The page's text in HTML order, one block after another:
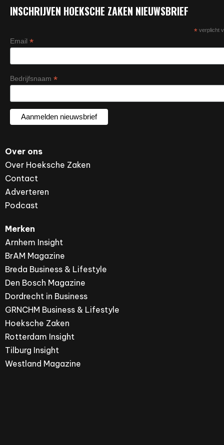
INSCHRIJVEN HOEKSCHE ZAKEN NIEUWSBRIEF
*verplicht
Email *
Bedrijfsnaam *
Over ons
Over Hoeksche Zaken
Contact
Adverteren
Podcast
Merken
Arnhem Insight
BrAM Magazine
Breda Business & Lifestyle
Den Bosch Magazine
Dordrecht in Business
GRNCHM Business & Lifestyle
Hoeksche Zaken
Rotterdam Insight
Tilburg Insight
Westland Magazine